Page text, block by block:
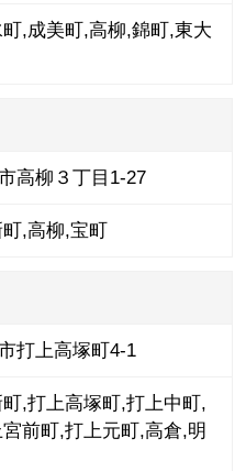
,成美町 ,高柳,錦町 ,東大
高柳３丁目1-27
,高柳,宝町
打上高塚町4-1
,打上高塚町 ,打上中町 ,
前町 ,打上元町 ,高倉,明